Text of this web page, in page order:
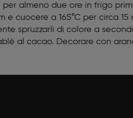
almeno due ore in frigo
cuocere a 165°C per circa 15
spruzzarli di colore a
al cacao. Decorare con